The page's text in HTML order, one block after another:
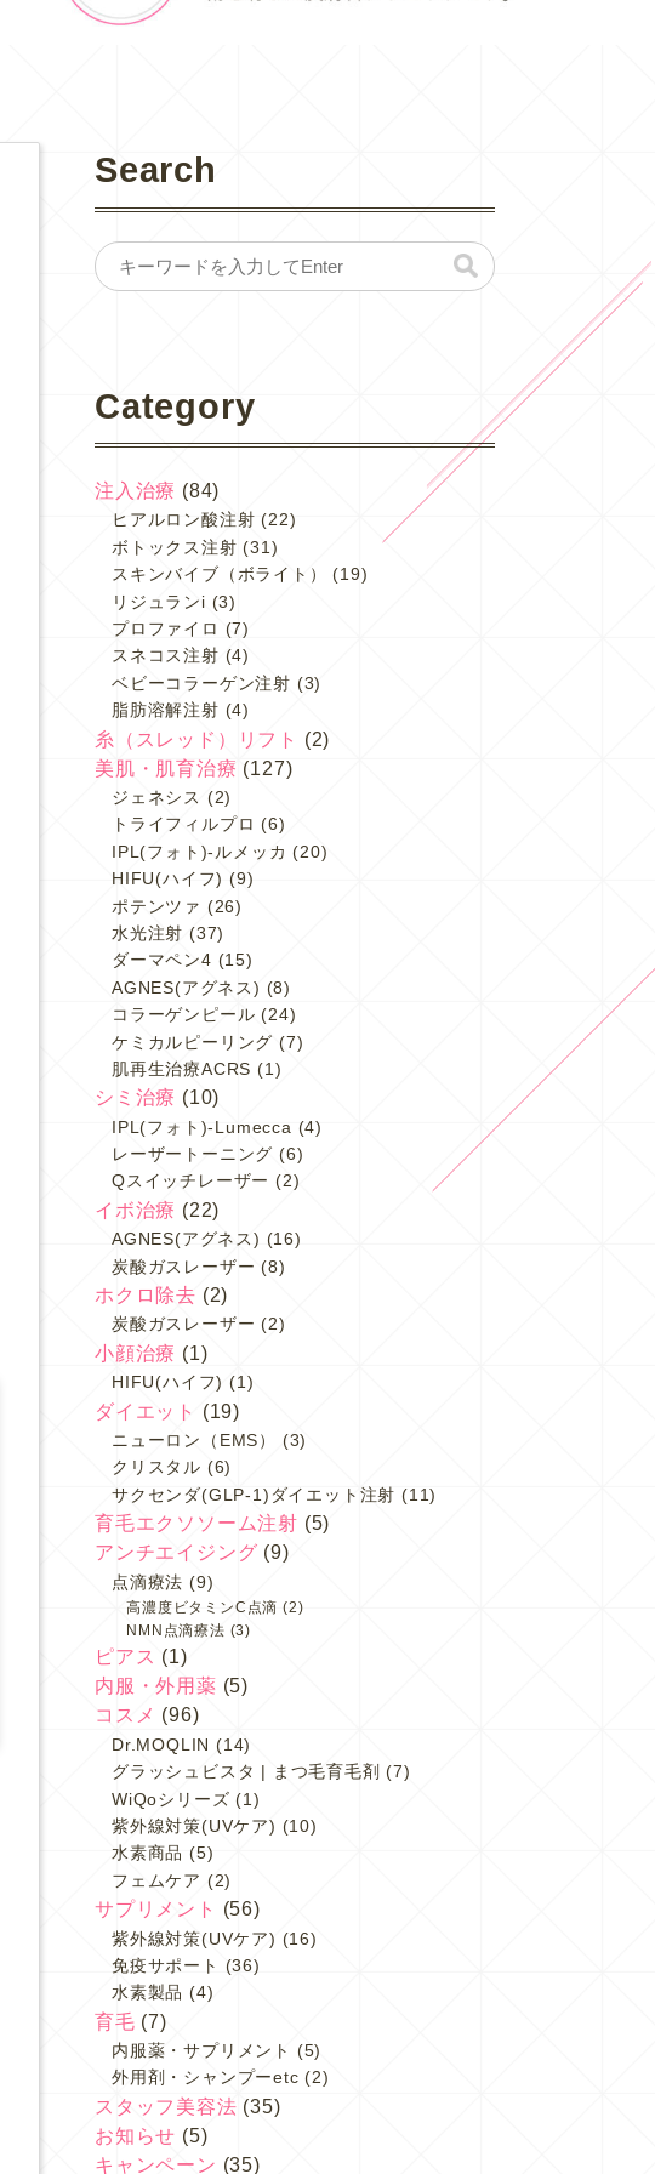
Search
Category
注入治療 (84)
ヒアルロン酸注射 (22)
ボトックス注射 (31)
スキンバイブ（ボライト）
(19)
リジュランi (3)
プロファイロ (7)
スネコス注射 (4)
ベビーコラーゲン注射 (3)
脂肪溶解注射 (4)
糸（スレッド）リフト
(2)
美肌・肌育治療 (127)
ジェネシス (2)
トライフィルプロ (6)
IPL(フォト)-ルメッカ (20)
HIFU(ハイフ) (9)
ポテンツァ (26)
水光注射 (37)
ダーマペン4 (15)
AGNES(アグネス) (8)
コラーゲンピール (24)
ケミカルピーリング (7)
肌再生治療ACRS (1)
シミ治療 (10)
IPL(フォト)-Lumecca (4)
レーザートーニング (6)
Qスイッチレーザー (2)
イボ治療 (22)
AGNES(アグネス) (16)
炭酸ガスレーザー (8)
ホクロ除去 (2)
炭酸ガスレーザー (2)
小顔治療 (1)
HIFU(ハイフ) (1)
ダイエット (19)
ニューロン（EMS）
(3)
クリスタル (6)
サクセンダ(GLP-1)ダイエット注射 (11)
育毛エクソソーム注射 (5)
アンチエイジング (9)
点滴療法 (9)
高濃度ビタミンC点滴 (2)
NMN点滴療法 (3)
ピアス (1)
内服・外用薬 (5)
コスメ (96)
Dr.MOQLIN (14)
グラッシュビスタ | まつ毛育毛剤 (7)
WiQoシリーズ (1)
紫外線対策(UVケア) (10)
水素商品 (5)
フェムケア (2)
サプリメント (56)
紫外線対策(UVケア) (16)
免疫サポート
(36)
水素製品 (4)
育毛 (7)
内服薬・サプリメント
(5)
外用剤・シャンプーetc (2)
スタッフ美容法 (35)
お知らせ (5)
キャンペーン (35)